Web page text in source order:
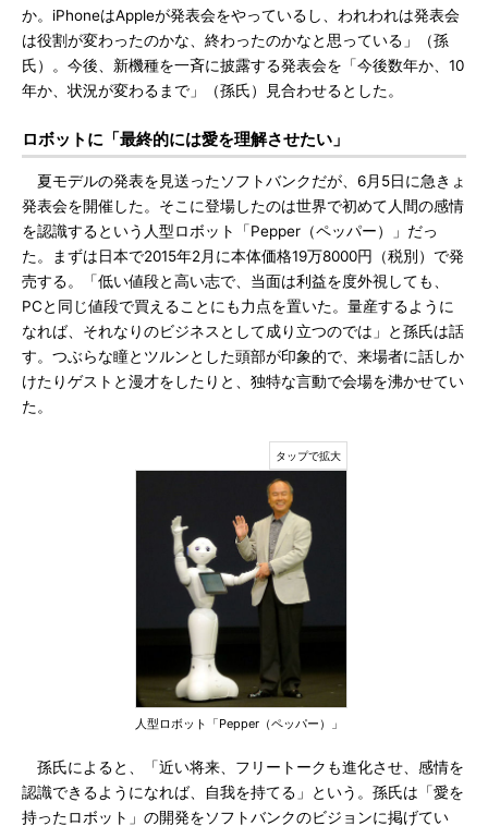
か。iPhoneはAppleが発表会をやっているし、われわれは発表会
は役割が変わったのかな、終わったのかなと思っている」（孫
氏）。今後、新機種を一斉に披露する発表会を「今後数年か、10
年か、状況が変わるまで」（孫氏）見合わせるとした。
ロボットに「最終的には愛を理解させたい」
夏モデルの発表を見送ったソフトバンクだが、6月5日に急きょ
発表会を開催した。そこに登場したのは世界で初めて人間の感情
を認識するという人型ロボット「Pepper（ペッパー）」だっ
た。まずは日本で2015年2月に本体価格19万8000円（税別）で発
売する。「低い値段と高い志で、当面は利益を度外視しても、
PCと同じ値段で買えることにも力点を置いた。量産するように
なれば、それなりのビジネスとして成り立つのでは」と孫氏は話
す。つぶらな瞳とツルンとした頭部が印象的で、来場者に話しか
けたりゲストと漫才をしたりと、独特な言動で会場を沸かせてい
た。
人型ロボット「Pepper（ペッパー）」
孫氏によると、「近い将来、フリートークも進化させ、感情を
認識できるようになれば、自我を持てる」という。孫氏は「愛を
持ったロボット」の開発をソフトバンクのビジョンに掲げてい